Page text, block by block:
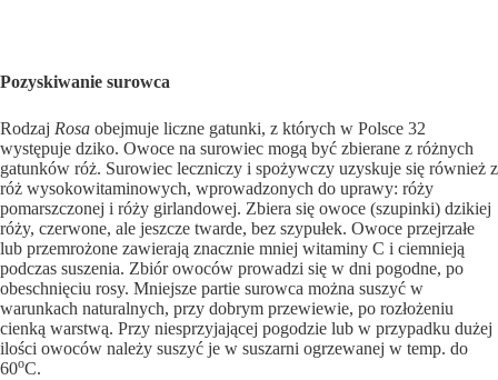
Pozyskiwanie surowca
Rodzaj Rosa obejmuje liczne gatunki, z których w Polsce 32
występuje dziko. Owoce na surowiec mogą być zbierane z różnych
gatunków róż. Surowiec leczniczy i spożywczy uzyskuje się również z
róż wysokowitaminowych, wprowa­dzonych do uprawy: róży
pomarszczonej i róży girlandowej. Zbiera się owoce (szupinki) dzikiej
róży, czerwone, ale jesz­cze twarde, bez szypułek. Owoce przejrzałe
lub przemrożo­ne zawierają znacznie mniej witaminy C i ciemnieją
podczas suszenia. Zbiór owoców prowadzi się w dni pogodne, po
obeschnięciu rosy. Mniejsze partie surowca można su­szyć w
warunkach naturalnych, przy dobrym przewiewie, po rozłożeniu
cienką warstwą. Przy niesprzyjającej pogo­dzie lub w przypadku dużej
ilości owoców należy suszyć je w suszarni ogrzewanej w temp. do
60oC.